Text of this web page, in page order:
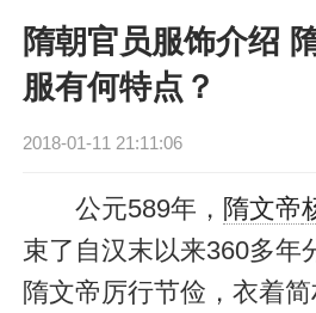
隋朝官员服饰介绍
服有何特点？
2018-01-11 21:11:06
公元589年， 隋文帝
束了自汉末以来360多年
隋文帝厉行节俭，衣着